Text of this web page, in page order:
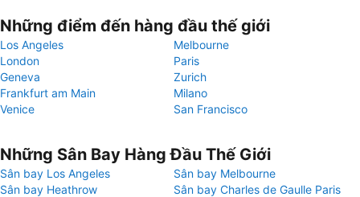
Những điểm đến hàng đầu thế giới
Los Angeles
Melbourne
London
Paris
Geneva
Zurich
Frankfurt am Main
Milano
Venice
San Francisco
Những Sân Bay Hàng Đầu Thế Giới
Sân bay Los Angeles
Sân bay Melbourne
Sân bay Heathrow
Sân bay Charles de Gaulle Paris